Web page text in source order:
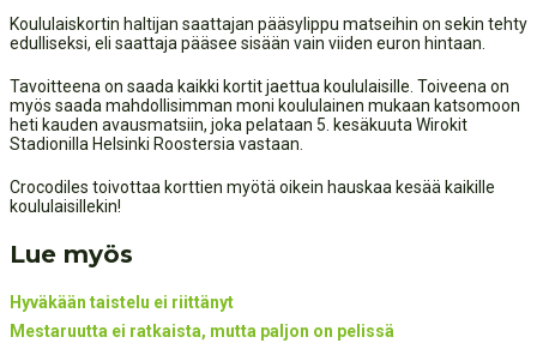
Koululaiskortin haltijan saattajan pääsylippu matseihin on sekin tehty
edulliseksi, eli saattaja pääsee sisään vain viiden euron hintaan.
Tavoitteena on saada kaikki kortit jaettua koululaisille. Toiveena on
myös saada mahdollisimman moni koululainen mukaan katsomoon
heti kauden avausmatsiin, joka pelataan 5. kesäkuuta Wirokit
Stadionilla Helsinki Roostersia vastaan.
Crocodiles toivottaa korttien myötä oikein hauskaa kesää kaikille
koululaisillekin!
Lue myös
Hyväkään taistelu ei riittänyt
Mestaruutta ei ratkaista, mutta paljon on pelissä